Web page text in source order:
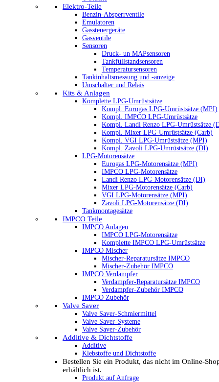
Elektro-Teile
Benzin-Absperrventile
Emulatoren
Gassteuergeräte
Gasventile
Sensoren
Druck- un MAPsensoren
Tankfüllstandsensoren
Temperatursensoren
Tankinhaltsmessung und -anzeige
Umschalter und Relais
Kits & Anlagen
Komplette LPG-Umrüstsätze
Kompl. Eurogas LPG-Umrüstsätze (MPI)
Kompl. IMPCO LPG-Umrüstsätze
Kompl. Landi Renzo LPG-Umrüstsätze
Kompl. Mixer LPG-Umrüstsätze (Carb)
Kompl. VGI LPG-Umrüstsätze (MPI)
Kompl. Zavoli LPG-Umrüstsätze (DI)
LPG-Motorensätze
Eurogas LPG-Motorensätze (MPI)
IMPCO LPG-Motorensätze
Landi Renzo LPG-Motorensätze (DI)
Mixer LPG-Motorensätze (Carb)
VGI LPG-Motorensätze (MPI)
Zavoli LPG-Motorensätze (DI)
Tankmontagesätze
IMPCO Teile
IMPCO Anlagen
IMPCO LPG-Motorensätze
Komplette IMPCO LPG-Umrüstsätze
IMPCO Mischer
Mischer-Reparatursätze IMPCO
Mischer-Zubehör IMPCO
IMPCO Verdampfer
Verdampfer-Reparatursätze IMPCO
Verdampfer-Zubehör IMPCO
IMPCO Zubehör
Valve Saver
Valve Saver-Schmiermittel
Valve Saver-Systeme
Valve Saver-Zubehör
Additive & Dichtstoffe
Additive
Klebstoffe und Dichtstoffe
Bestellen Sie ein Produkt, das nicht im Online-
erhältlich ist.
Produkt auf Anfrage